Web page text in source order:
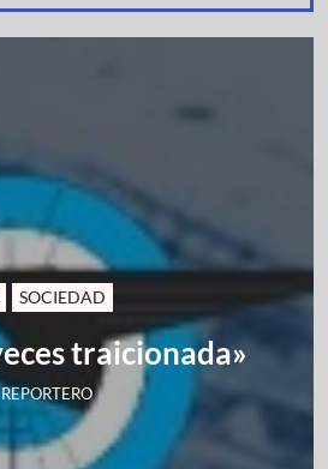
SOCIEDAD
traicionada»